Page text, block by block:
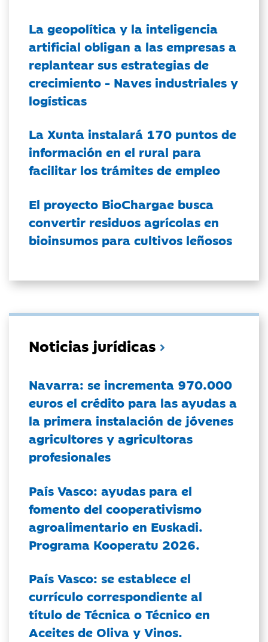
La geopolítica y la inteligencia
artificial obligan a las empresas a
replantear sus estrategias de
crecimiento - Naves industriales y
logísticas
La Xunta instalará 170 puntos de
información en el rural para
facilitar los trámites de empleo
El proyecto BioChargae busca
convertir residuos agrícolas en
bioinsumos para cultivos leñosos
Noticias jurídicas
Navarra: se incrementa 970.000
euros el crédito para las ayudas a
la primera instalación de jóvenes
agricultores y agricultoras
profesionales
País Vasco: ayudas para el
fomento del cooperativismo
agroalimentario en Euskadi.
Programa Kooperatu 2026.
País Vasco: se establece el
currículo correspondiente al
título de Técnica o Técnico en
Aceites de Oliva y Vinos.